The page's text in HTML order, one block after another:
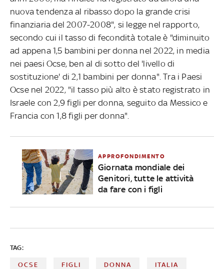
nuova tendenza al ribasso dopo la grande crisi
finanziaria del 2007-2008", si legge nel rapporto,
secondo cui il tasso di fecondità totale è "diminuito
ad appena 1,5 bambini per donna nel 2022, in media
nei paesi Ocse, ben al di sotto del 'livello di
sostituzione' di 2,1 bambini per donna". Tra i Paesi
Ocse nel 2022, "il tasso più alto è stato registrato in
Israele con 2,9 figli per donna, seguito da Messico e
Francia con 1,8 figli per donna".
APPROFONDIMENTO
Giornata mondiale dei
Genitori, tutte le attività
da fare con i figli
TAG:
OCSE FIGLI DONNA ITALIA